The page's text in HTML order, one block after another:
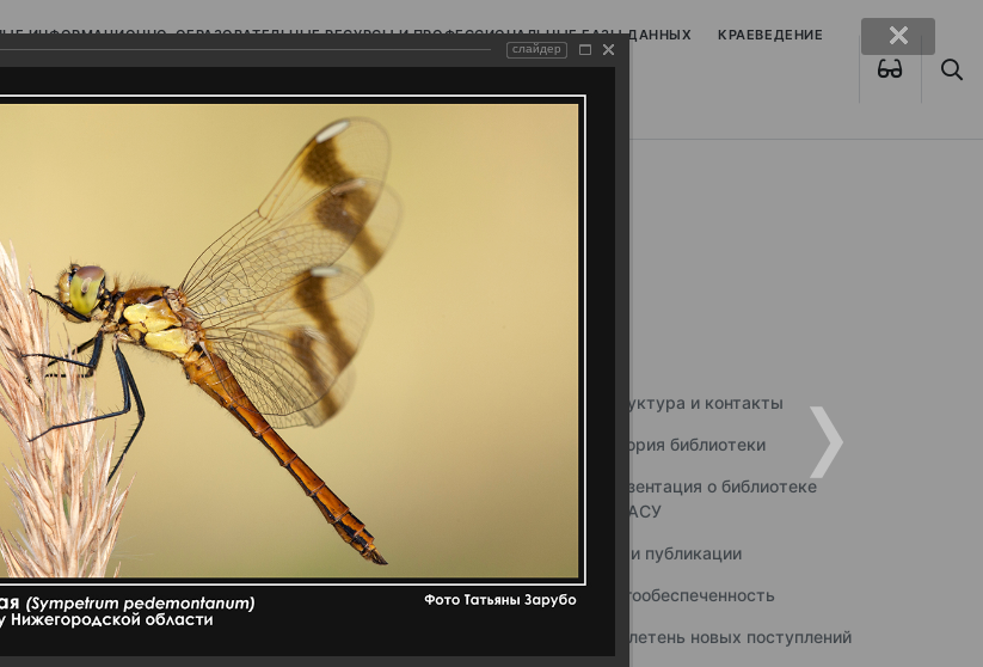
ИНФОРМАЦИОННО-ОБРАЗОВАТЕЛЬНЫЕ РЕСУРСЫ И ПРОФЕССИОНАЛЬНЫЕ БАЗЫ ДАННЫХ КРАЕВЕДЕНИЕ
Структура и контакты
История библиотеки
Презентация о библиотеке
ННГАСУ
Наши публикации
Книгообеспеченность
Бюллетень новых поступлений
слайдер